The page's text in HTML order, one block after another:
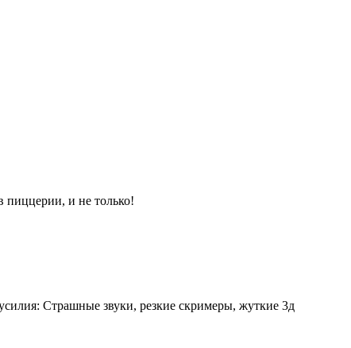
и не только!
Страшные звуки, резкие скримеры, жуткие 3д